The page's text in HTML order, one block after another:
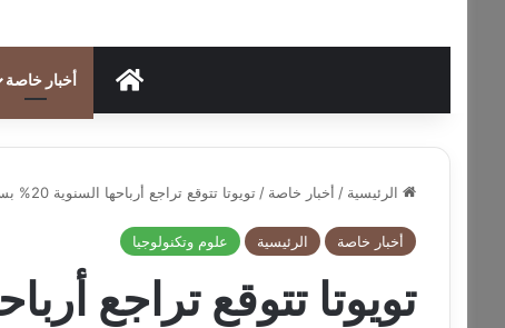
HOMEأخبار خاصة
الرئيسية / أخبار خاصة / تويوتا تتوقع تراجع أرباحها السنوية 20% بسبب حرب إيران
أخبار خاصة الرئيسية علوم وتكنولوجيا